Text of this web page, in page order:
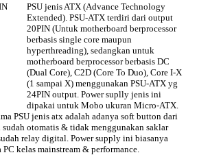
PSU jenis ATX (Advance Technology
Extended). PSU-ATX terdiri dari output
20PIN (Untuk motherboard berprocessor
berbasis single core maupun
hyperthreading), sedangkan untuk
motherboard berprocessor berbasis DC
(Dual Core), C2D (Core To Duo), Core I-X
(1 sampai X) menggunakan PSU-ATX yg
24PIN output. Power suplly jenis ini
dipakai untuk Mobo ukuran Micro-ATX.
PSU jenis atx adalah adanya soft button dari
sudah otomatis & tidak menggunakan saklar
relay digital. Power supply ini biasanya
kelas mainstream & performance.